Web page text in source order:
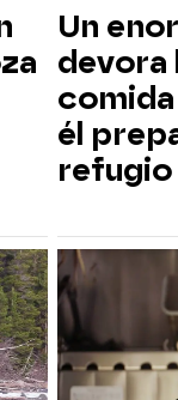
Un
devora
él
refugio